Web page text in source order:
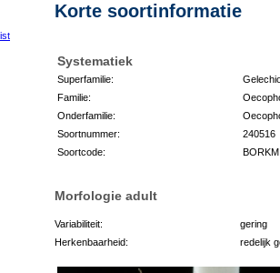
Korte soortinformatie
Systematiek
Superfamilie:
Familie:
Onderfamilie:
Soortnummer:
240516
Soortcode:
Morfologie adult
Variabiliteit:
gering
Herkenbaarheid:
redelijk